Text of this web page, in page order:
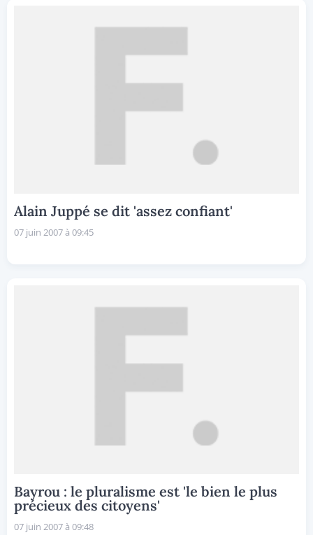
Alain Juppé se dit 'assez confiant'
07 juin 2007 à 09:45
Bayrou : le pluralisme est 'le bien le plus
précieux des citoyens'
07 juin 2007 à 09:48